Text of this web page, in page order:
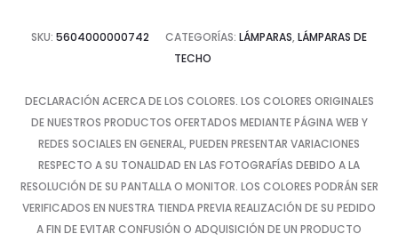
SKU: 5604000000742 CATEGORÍAS: LÁMPARAS, LÁMPARAS DE
TECHO
DECLARACIÓN ACERCA DE LOS COLORES. LOS COLORES ORIGINALES
DE NUESTROS PRODUCTOS OFERTADOS MEDIANTE PÁGINA WEB Y
REDES SOCIALES EN GENERAL, PUEDEN PRESENTAR VARIACIONES
RESPECTO A SU TONALIDAD EN LAS FOTOGRAFÍAS DEBIDO A LA
RESOLUCIÓN DE SU PANTALLA O MONITOR. LOS COLORES PODRÁN SER
VERIFICADOS EN NUESTRA TIENDA PREVIA REALIZACIÓN DE SU PEDIDO
A FIN DE EVITAR CONFUSIÓN O ADQUISICIÓN DE UN PRODUCTO